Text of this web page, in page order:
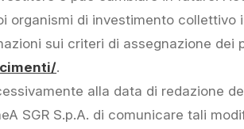
di investimento
sui criteri di assegnazione
.
alla data di redazione
SGR S.p.A. di comunicare tali